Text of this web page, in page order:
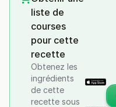
liste de
courses
pour cette
recette
Obtenez les
ingrédients
de cette
recette sous